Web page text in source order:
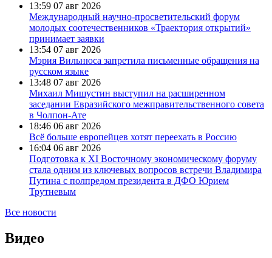
13:59 07 авг 2026
Международный научно-просветительский форум
молодых соотечественников «Траектория открытий»
принимает заявки
13:54 07 авг 2026
Мэрия Вильнюса запретила письменные обращения на
русском языке
13:48 07 авг 2026
Михаил Мишустин выступил на расширенном
заседании Евразийского межправительственного совета
в Чолпон-Ате
18:46 06 авг 2026
Всё больше европейцев хотят переехать в Россию
16:04 06 авг 2026
Подготовка к XI Восточному экономическому форуму
стала одним из ключевых вопросов встречи Владимира
Путина с полпредом президента в ДФО Юрием
Трутневым
Все новости
Видео